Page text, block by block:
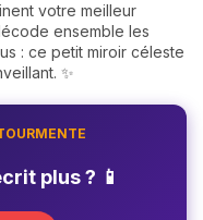
votre meilleur
ensemble les
: ce petit miroir céleste
✨
plus ? 📱